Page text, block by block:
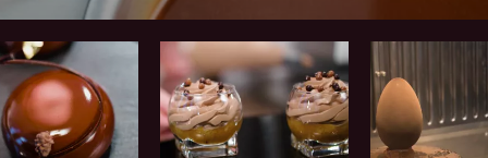
Mus
i sos
czekoladowy